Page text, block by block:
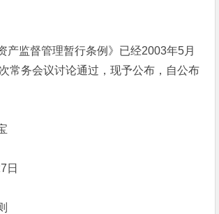
监督管理暂行条例》已经2003年5月
常务会议讨论通过，现予公布，自公布
日